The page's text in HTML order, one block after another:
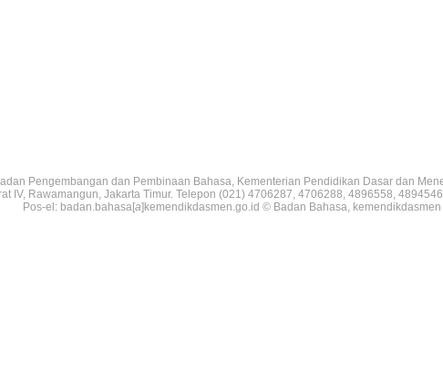
Pengembangan dan Pembinaan Bahasa, Kementerian Pendidikan Dasar dan
IV, Rawamangun, Jakarta Timur. Telepon (021) 4706287, 4706288, 4896558,
Pos-el: badan.bahasa[a]kemendikdasmen.go.id © Badan Bahasa, kemendikdasmen